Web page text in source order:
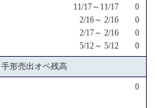
11/17～11/17 0
2/16～ 2/16 0
2/17～ 2/16 0
5/12～ 5/12 0
手形売出オペ残高
0